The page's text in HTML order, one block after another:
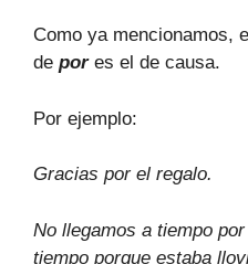
Como ya mencionamos,
de pores el de causa.
Por ejemplo:
Gracias por el regalo.
No llegamos a tiempo
tiempo porque estaba